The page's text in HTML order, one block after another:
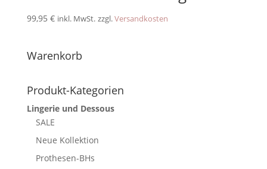
99,95 € inkl. MwSt. zzgl.Versandkosten
Warenkorb
Produkt-Kategorien
Lingerie und Dessous
SALE
Neue Kollektion
Prothesen-BHs